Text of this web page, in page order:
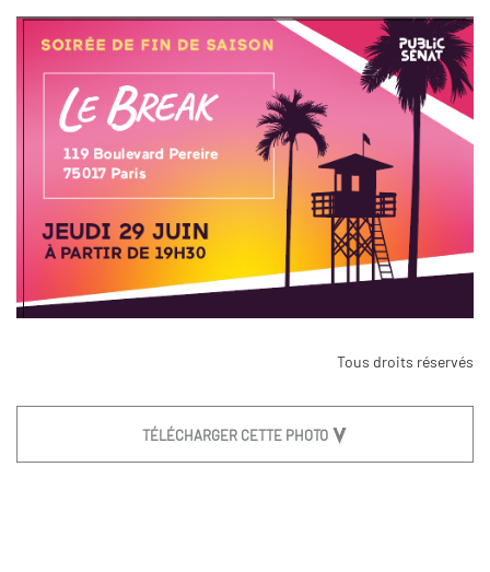
Tous droits réservés
TÉLÉCHARGER CETTE PHOTO